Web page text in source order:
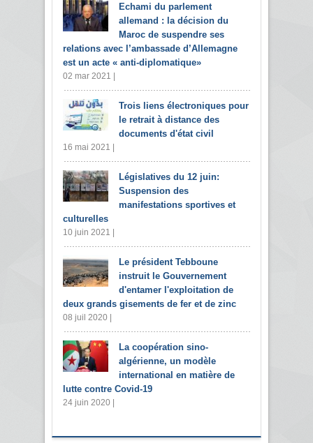
Echami du parlement
allemand : la décision du
Maroc de suspendre ses
relations avec l’ambassade d’Allemagne
est un acte « anti-diplomatique»
02 mar 2021 |
Trois liens électroniques pour
le retrait à distance des
documents d'état civil
16 mai 2021 |
Législatives du 12 juin:
Suspension des
manifestations sportives et
culturelles
10 juin 2021 |
Le président Tebboune
instruit le Gouvernement
d'entamer l'exploitation de
deux grands gisements de fer et de zinc
08 juil 2020 |
La coopération sino-
algérienne, un modèle
international en matière de
lutte contre Covid-19
24 juin 2020 |